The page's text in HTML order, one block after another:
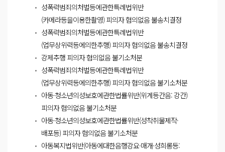
성폭력범죄의처벌등에관한특례법위반
(카메라등을이용한촬영) 피의자 혐의없음 불송치결정
성폭력범죄의처벌등에관한특례법위반
(업무상위력등에의한추행) 피의자 혐의없음 불송치결정
강제추행 피의자 혐의없음 불기소처분
성폭력범죄의처벌등에관한특례법위반
(업무상위력등에의한추행) 피의자 혐의없음 불기소처분
아동·청소년의성보호에관한법률위반(위계등간음: 강간)
피의자 혐의없음 불기소처분
아동·청소년의성보호에관한법률위반(성착취물제작·
배포등) 피의자 혐의없음 불기소처분
아동복지법위반(아동에대한음행강요·매개·성희롱등: